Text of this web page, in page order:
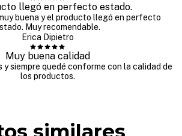
llegó en perfecto estado.
buena y el producto llegó en perfecto
Muy recomendable.
Erica Dipietro
Muy buena calidad
y siempre quedé conforme con la calidad de
los productos.
similares